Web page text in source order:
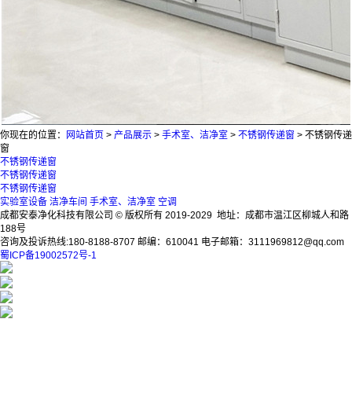
你现在的位置： 网站首页 > 产品展示 > 手术室、洁净室 > 不锈钢传递窗 > 不锈钢传递
窗
不锈钢传递窗
不锈钢传递窗
不锈钢传递窗
实验室设备 洁净车间 手术室、洁净室 空调
成都安泰净化科技有限公司 © 版权所有 2019-2029 地址：成都市温江区柳城人和路
188号
咨询及投诉热线:180-8188-8707 邮编：610041 电子邮箱：3111969812@qq.com
蜀ICP备19002572号-1